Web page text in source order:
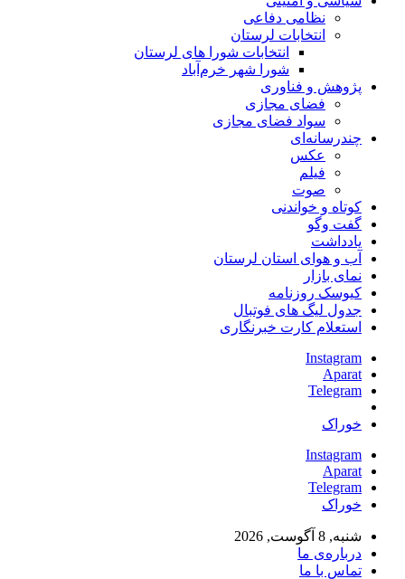
نظامی دفاعی
انتخابات لرستان
انتخابات شورا های لرستان
شورا شهر خرم‌آباد
پژوهش و فناوری
فضای مجازی
سواد فضای مجازی
چندرسانه‌ای
عكس
فیلم
صوت
کوتاه و خواندنی
گفت وگو
یادداشت
آب و هوای استان لرستان
نمای بازار
کیوسک روزنامه
جدول لیگ های فوتبال
استعلام کارت خبرنگاری
Instagram
Aparat
Telegram
خوراک
Instagram
Aparat
Telegram
خوراک
شنبه, 8 آگوست, 2026
درباره‌ی ما
تماس با ما